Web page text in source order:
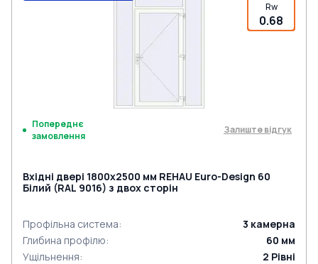
Rw
0.68
Попереднє
замовлення
Залиште відгук
Вхідні двері 1800x2500 мм REHAU Euro-Design 60
Білий (RAL 9016) з двох сторін
Профільна система: 3 камерна
Глибина профілю: 60 мм
Ущільнення: 2 Рівні